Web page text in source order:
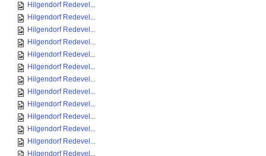
Hilgendorf Redevel...
Hilgendorf Redevel...
Hilgendorf Redevel...
Hilgendorf Redevel...
Hilgendorf Redevel...
Hilgendorf Redevel...
Hilgendorf Redevel...
Hilgendorf Redevel...
Hilgendorf Redevel...
Hilgendorf Redevel...
Hilgendorf Redevel...
Hilgendorf Redevel...
Hilgendorf Redevel...